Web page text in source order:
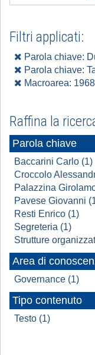
Filtri applicati:
Parola chiave:
Parola chiave:
Macroarea:
Raffina la
Parola chiave
Baccarini Carlo (1)
Croccolo
Palazzina
Pavese Giovanni
Resti Enrico (1)
Segreteria (1)
Strutture
Area di
Governance (1)
Tipo contenuto
Testo (1)